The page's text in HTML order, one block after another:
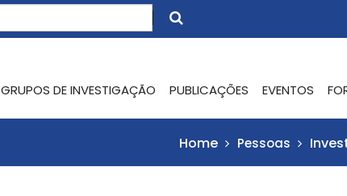
GRUPOS DE INVESTIGAÇÃO PUBLICAÇÕES EVENTOS
Home Pessoas